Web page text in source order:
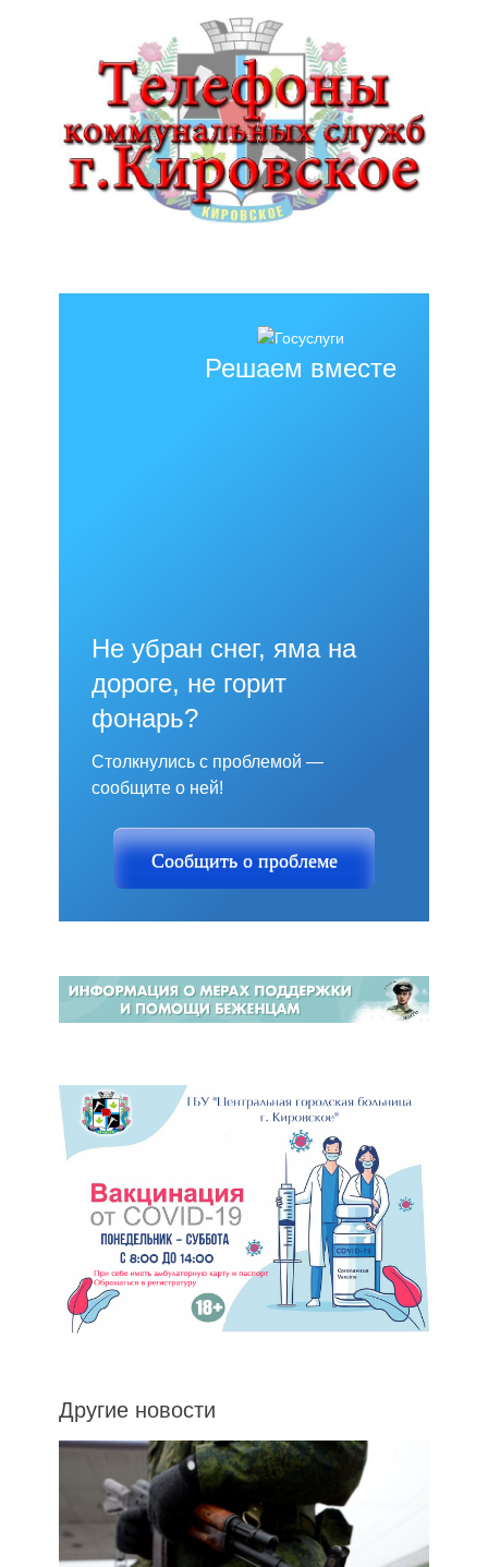
Решаем вместе
Не убран снег, яма на
дороге, не горит
фонарь?
Столкнулись с проблемой —
сообщите о ней!
Сообщить о проблеме
Другие новости